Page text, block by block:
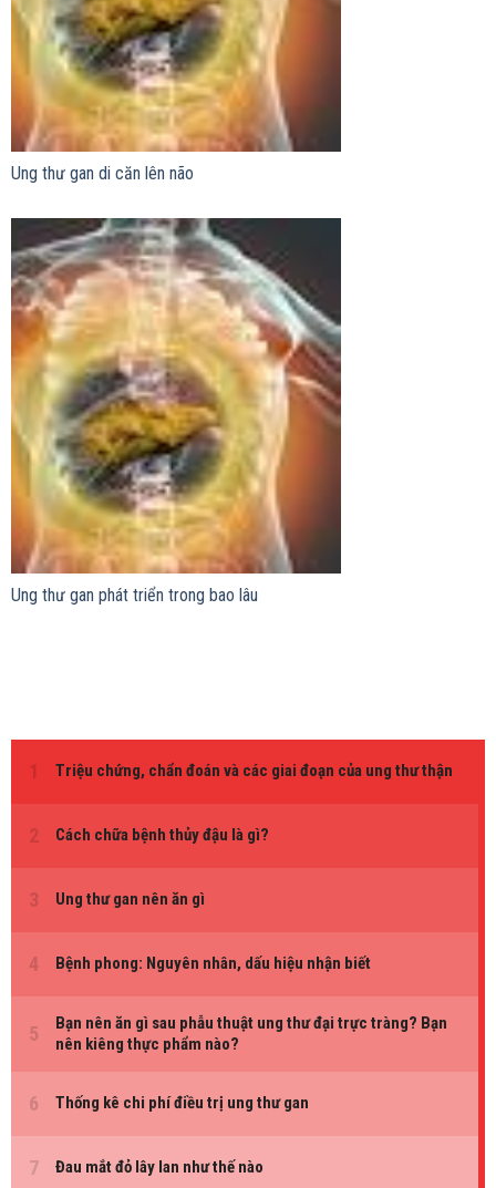
Ung thư gan di căn lên não
Ung thư gan phát triển trong bao lâu